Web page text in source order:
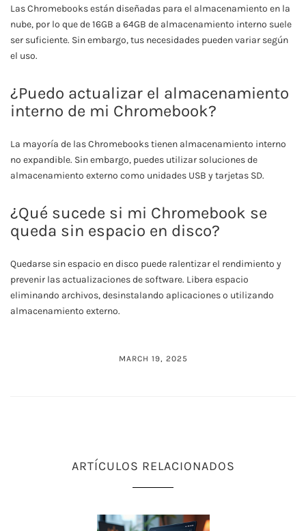
Las Chromebooks están diseñadas para el almacenamiento en la
nube, por lo que de 16GB a 64GB de almacenamiento interno suele
ser suficiente. Sin embargo, tus necesidades pueden variar según
el uso.
¿Puedo actualizar el almacenamiento
interno de mi Chromebook?
La mayoría de las Chromebooks tienen almacenamiento interno
no expandible. Sin embargo, puedes utilizar soluciones de
almacenamiento externo como unidades USB y tarjetas SD.
¿Qué sucede si mi Chromebook se
queda sin espacio en disco?
Quedarse sin espacio en disco puede ralentizar el rendimiento y
prevenir las actualizaciones de software. Libera espacio
eliminando archivos, desinstalando aplicaciones o utilizando
almacenamiento externo.
MARCH 19, 2025
ARTÍCULOS RELACIONADOS